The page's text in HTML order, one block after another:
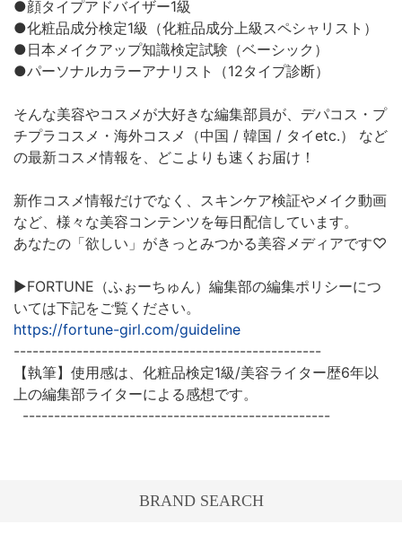
●顔タイプアドバイザー1級
●化粧品成分検定1級（化粧品成分上級スペシャリスト）
●日本メイクアップ知識検定試験（ベーシック）
●パーソナルカラーアナリスト（12タイプ診断）
そんな美容やコスメが大好きな編集部員が、デパコス・プ
チプラコスメ・海外コスメ（中国 / 韓国 / タイetc.） など
の最新コスメ情報を、どこよりも速くお届け！
新作コスメ情報だけでなく、スキンケア検証やメイク動画
など、様々な美容コンテンツを毎日配信しています。
あなたの「欲しい」がきっとみつかる美容メディアです♡
▶︎FORTUNE（ふぉーちゅん）編集部の編集ポリシーにつ
いては下記をご覧ください。
https://fortune-girl.com/guideline
-------------------------------------------------
【執筆】使用感は、化粧品検定1級/美容ライター歴6年以
上の編集部ライターによる感想です。
-------------------------------------------------
BRAND SEARCH